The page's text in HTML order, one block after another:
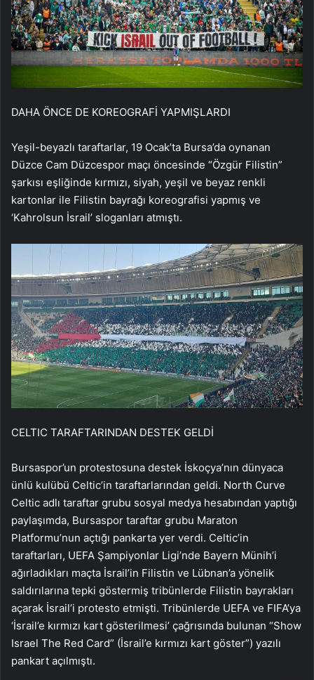
DAHA ÖNCE DE KOREOGRAFİ YAPMIŞLARDI
Yeşil-beyazlı taraftarlar, 19 Ocak’ta Bursa’da oynanan
Düzce Cam Düzcespor maçı öncesinde “Özgür Filistin”
şarkısı eşliğinde kırmızı, siyah, yeşil ve beyaz renkli
kartonlar ile Filistin bayrağı koreografisi yapmış ve
‘Kahrolsun İsrail’ sloganları atmıştı.
CELTIC TARAFTARINDAN DESTEK GELDİ
Bursaspor’un protestosuna destek İskoçya’nın dünyaca
ünlü kulübü Celtic’in taraftarlarından geldi. North Curve
Celtic adlı taraftar grubu sosyal medya hesabından yaptığı
paylaşımda, Bursaspor taraftar grubu Maraton
Platformu’nun açtığı pankarta yer verdi. Celtic’in
taraftarları, UEFA Şampiyonlar Ligi’nde Bayern Münih’i
ağırladıkları maçta İsrail’in Filistin ve Lübnan’a yönelik
saldırılarına tepki göstermiş tribünlerde Filistin bayrakları
açarak İsrail’i protesto etmişti. Tribünlerde UEFA ve FIFA’ya
‘İsrail’e kırmızı kart gösterilmesi’ çağrısında bulunan “Show
Israel The Red Card” (İsrail’e kırmızı kart göster”) yazılı
pankart açılmıştı.